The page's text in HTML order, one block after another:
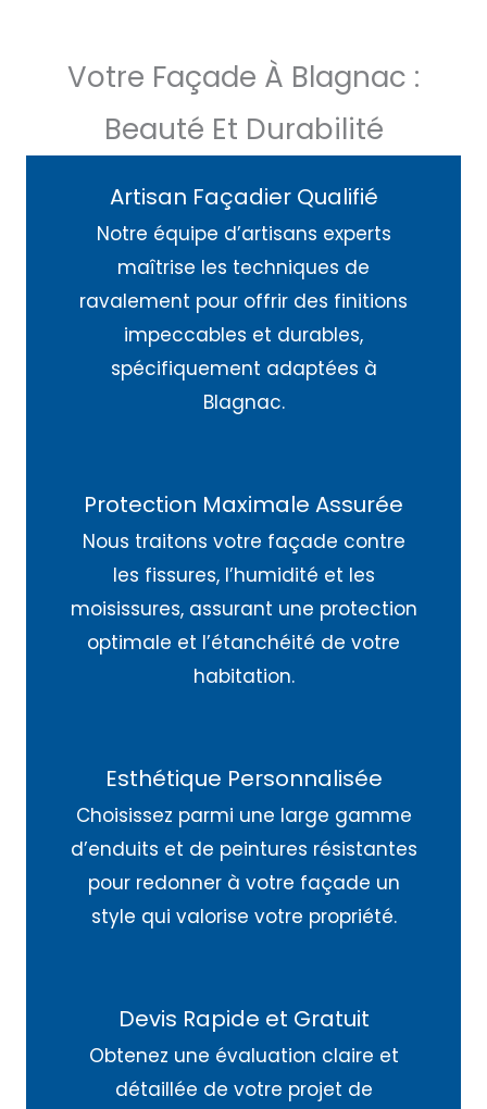
Votre Façade À Blagnac :
Beauté Et Durabilité
Artisan Façadier Qualifié
Notre équipe d’artisans experts
maîtrise les techniques de
ravalement pour offrir des finitions
impeccables et durables,
spécifiquement adaptées à
Blagnac.
Protection Maximale Assurée
Nous traitons votre façade contre
les fissures, l’humidité et les
moisissures, assurant une protection
optimale et l’étanchéité de votre
habitation.
Esthétique Personnalisée
Choisissez parmi une large gamme
d’enduits et de peintures résistantes
pour redonner à votre façade un
style qui valorise votre propriété.
Devis Rapide et Gratuit
Obtenez une évaluation claire et
détaillée de votre projet de